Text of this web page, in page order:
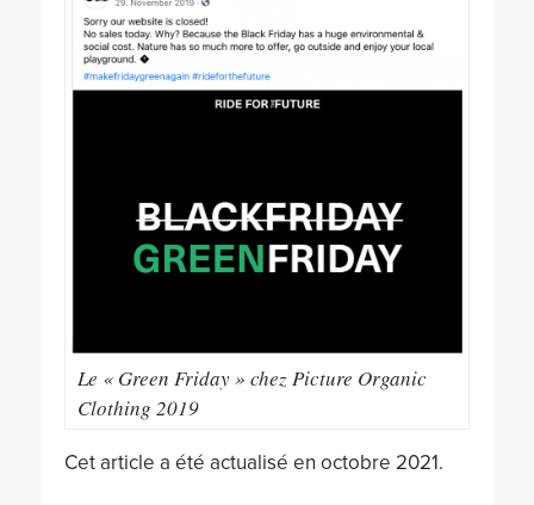
Le « Green Friday » chez Picture Organic
Clothing 2019
Cet article a été actualisé en octobre 2021.